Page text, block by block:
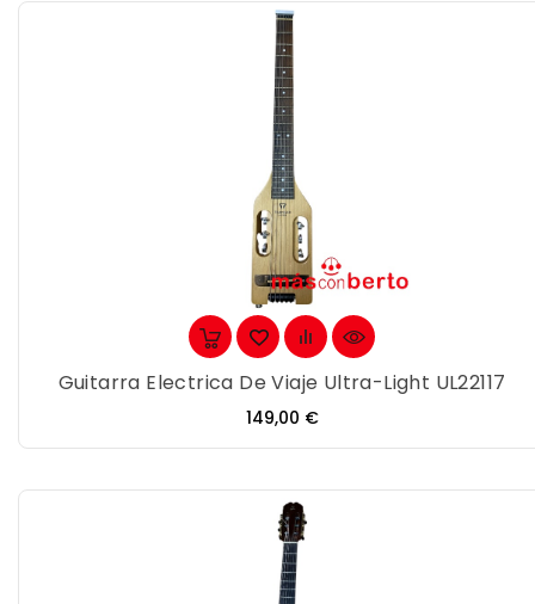
Guitarra Electrica De Viaje Ultra-Light UL22117
Precio
149,00 €